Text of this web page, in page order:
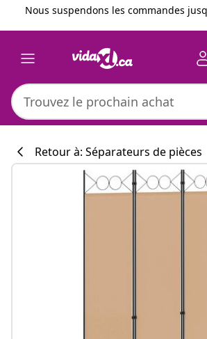
Précédent
Suivant
Nous suspendons les commandes
Retour à: Séparateurs de pièces